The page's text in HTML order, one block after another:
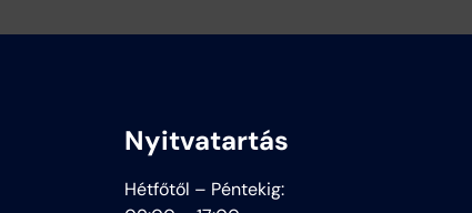
Nyitvatartás
Hétfőtől – Péntekig: